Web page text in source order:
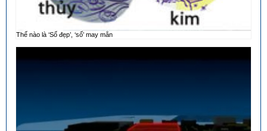
Thế nào là ‘Số đẹp’, ‘số’ may mắn